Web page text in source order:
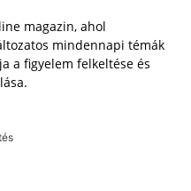
magazin, ahol
mindennapi témák
a figyelem felkeltése és